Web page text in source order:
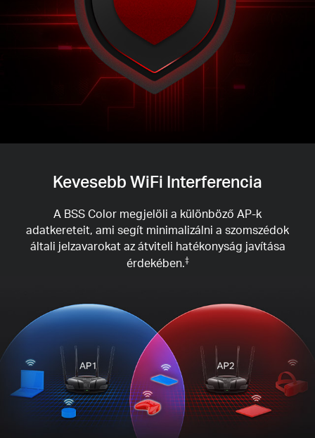
Kevesebb WiFi Interferencia
A BSS Color megjelöli a különböző AP-k
adatkereteit, ami segít minimalizálni a szomszédok
általi jelzavarokat az átviteli hatékonyság javítása
érdekében.‡